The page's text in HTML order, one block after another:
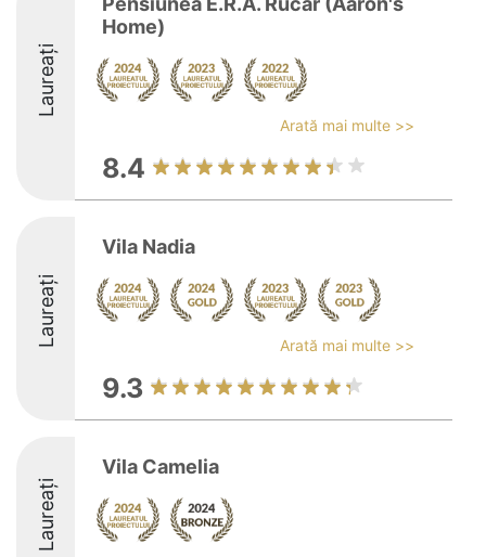
Laureați
Home)
Arată mai multe >>
8.4
Laureați
Vila Nadia
Arată mai multe >>
9.3
Laureați
Vila Camelia